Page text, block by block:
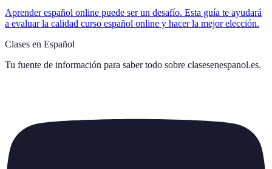
Aprender español online puede ser un desafío. Esta guía te ayudará
a evaluar la calidad curso español online y hacer la mejor elección.
Clases en Español
Tu fuente de información para saber todo sobre clasesenespanol.es.